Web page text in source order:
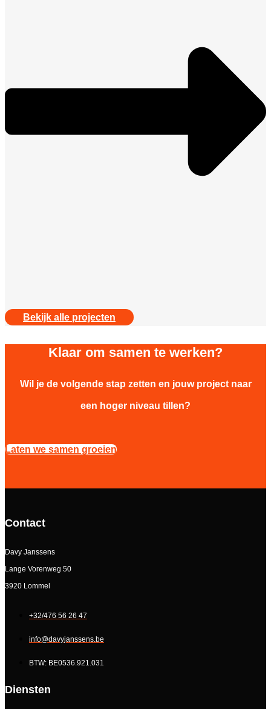
Bekijk alle projecten
Klaar om samen te werken?
Wil je de volgende stap zetten en jouw project naar
een hoger niveau tillen?
Laten we samen groeien
Contact
Davy Janssens
Lange Vorenweg 50
3920 Lommel
+32/476 56 26 47
info@davyjanssens.be
BTW: BE0536.921.031
Diensten